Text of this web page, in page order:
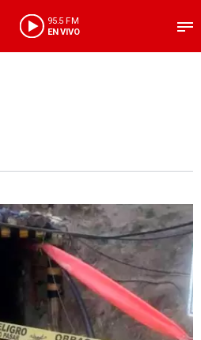
95.5 FM
EN VIVO